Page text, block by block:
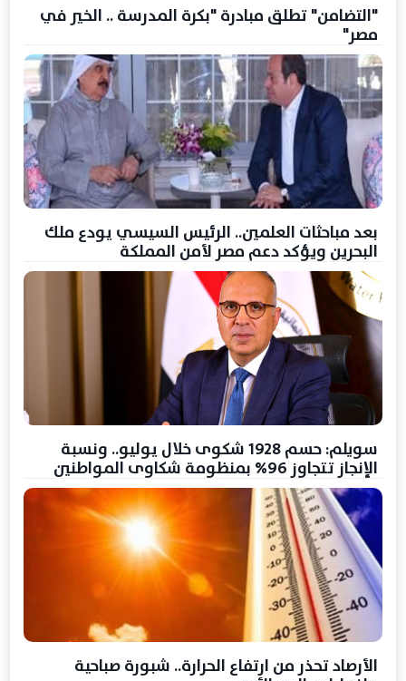
"التضامن" تطلق مبادرة "بكرة المدرسة .. الخير في
مصر"
بعد مباحثات العلمين.. الرئيس السيسي يودع ملك
البحرين ويؤكد دعم مصر لأمن المملكة
سويلم: حسم 1928 شكوى خلال يوليو.. ونسبة
الإنجاز تتجاوز 96% بمنظومة شكاوى المواطنين
الأرصاد تحذر من ارتفاع الحرارة.. شبورة صباحية